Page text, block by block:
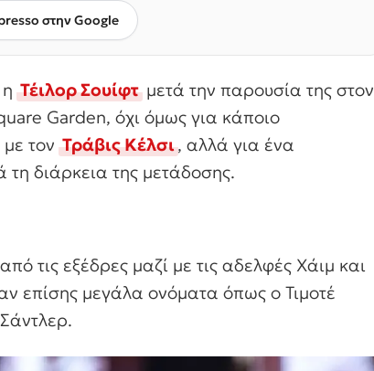
στην Google
ηΤέιλορ Σουίφτμετά την παρουσία της στον
Garden, όχι όμως για κάποιο
με τονΤράβις Κέλσι, αλλά για ένα
διάρκεια της μετάδοσης.
τις εξέδρες μαζί με τις αδελφές Χάιμ και
επίσης μεγάλα ονόματα όπως ο Τιμοτέ